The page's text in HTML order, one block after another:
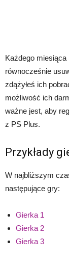
Każdego
równocześnie
zdążyłeś ich
możliwość ich
ważne jest, aby
z PS Plus.
Przykłady
W najbliższym
następujące gry:
Gierka 1
Gierka 2
Gierka 3